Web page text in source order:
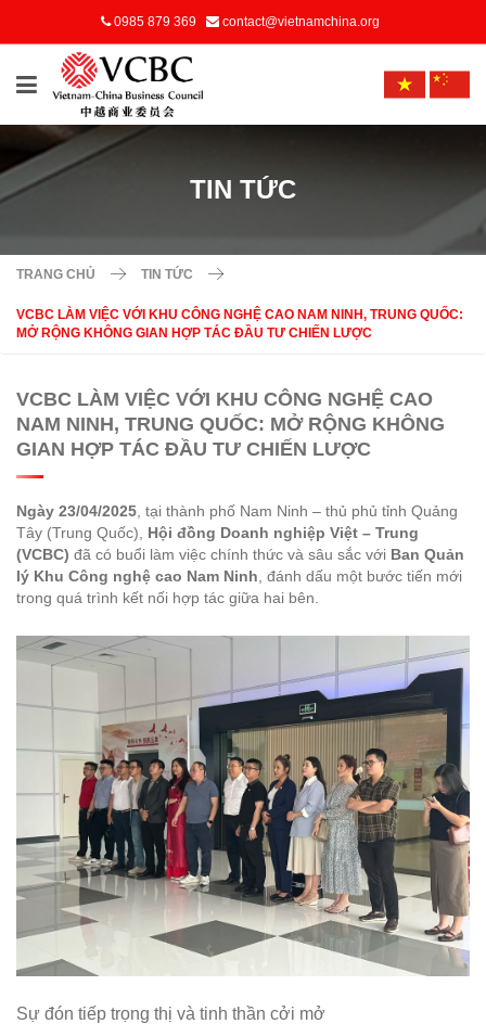
0985 879 369 contact@vietnamchina.org
TIN TỨC
TRANG CHỦ TIN TỨC
VCBC LÀM VIỆC VỚI KHU CÔNG NGHỆ CAO NAM NINH, TRUNG QUỐC:
MỞ RỘNG KHÔNG GIAN HỢP TÁC ĐẦU TƯ CHIẾN LƯỢC
VCBC LÀM VIỆC VỚI KHU CÔNG NGHỆ CAO
NAM NINH, TRUNG QUỐC: MỞ RỘNG KHÔNG
GIAN HỢP TÁC ĐẦU TƯ CHIẾN LƯỢC
Ngày 23/04/2025 , tại thành phố Nam Ninh – thủ phủ tỉnh Quảng
Tây (Trung Quốc), Hội đồng Doanh nghiệp Việt – Trung
(VCBC) đã có buổi làm việc chính thức và sâu sắc với Ban Quản
lý Khu Công nghệ cao Nam Ninh , đánh dấu một bước tiến mới
trong quá trình kết nối hợp tác giữa hai bên.
Sự đón tiếp trọng thị và tinh thần cởi mở